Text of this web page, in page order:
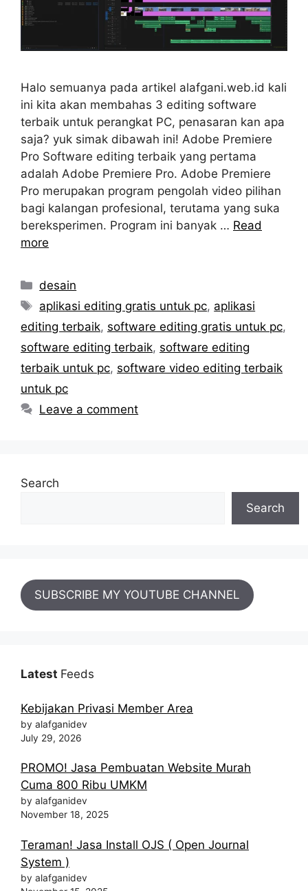
Halo semuanya pada artikel alafgani.web.id kali
ini kita akan membahas 3 editing software
terbaik untuk perangkat PC, penasaran kan apa
saja? yuk simak dibawah ini! Adobe Premiere
Pro Software editing terbaik yang pertama
adalah Adobe Premiere Pro. Adobe Premiere
Pro merupakan program pengolah video pilihan
bagi kalangan profesional, terutama yang suka
bereksperimen. Program ini banyak … Read
more
Categories
desain
Tags
aplikasi editing gratis untuk pc, aplikasi
editing terbaik, software editing gratis untuk pc,
software editing terbaik, software editing
terbaik untuk pc, software video editing terbaik
untuk pc
Leave a comment
Search
Search
SUBSCRIBE MY YOUTUBE CHANNEL
Latest Feeds
Kebijakan Privasi Member Area
by alafganidev
July 29, 2026
PROMO! Jasa Pembuatan Website Murah
Cuma 800 Ribu UMKM
by alafganidev
November 18, 2025
Teraman! Jasa Install OJS ( Open Journal
System )
by alafganidev